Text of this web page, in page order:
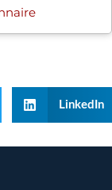
LinkedIn